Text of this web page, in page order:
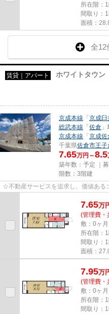
所在階：
間取り：
面積：
全12
賃貸｜アパート ホワイトタウ
京成本線 「 京成臼
総武本線 「 佐倉
京成本線 「 京成佐
千葉県佐倉市王子
7.65万円～8.5
築年数：予定 ｜募
階数：3階建
☆不動産サービスを追求し、価値あ
7.65万
(管理費・
敷：0ヶ
所在階：
間取り：
面積：
7.95万
(管理費・
敷：0ヶ
所在階：
間取り：